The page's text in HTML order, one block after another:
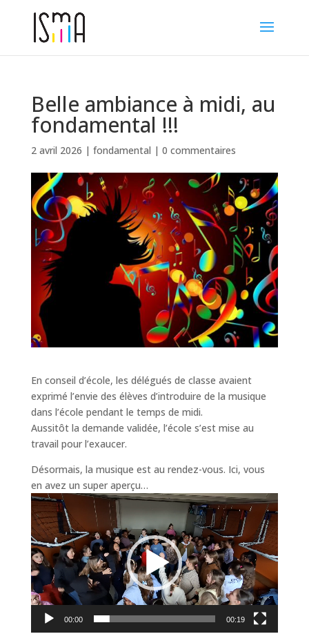
Belle ambiance à midi, au
fondamental !!!
2 avril 2026 | fondamental | 0 commentaires
En conseil d’école, les délégués de classe avaient
exprimé l’envie des élèves d’introduire de la musique
dans l’école pendant le temps de midi.
Aussitôt la demande validée, l’école s’est mise au
travail pour l’exaucer.
Désormais, la musique est au rendez-vous. Ici, vous
en avez un super aperçu…
Lecteur
vidéo
00:00 00:19